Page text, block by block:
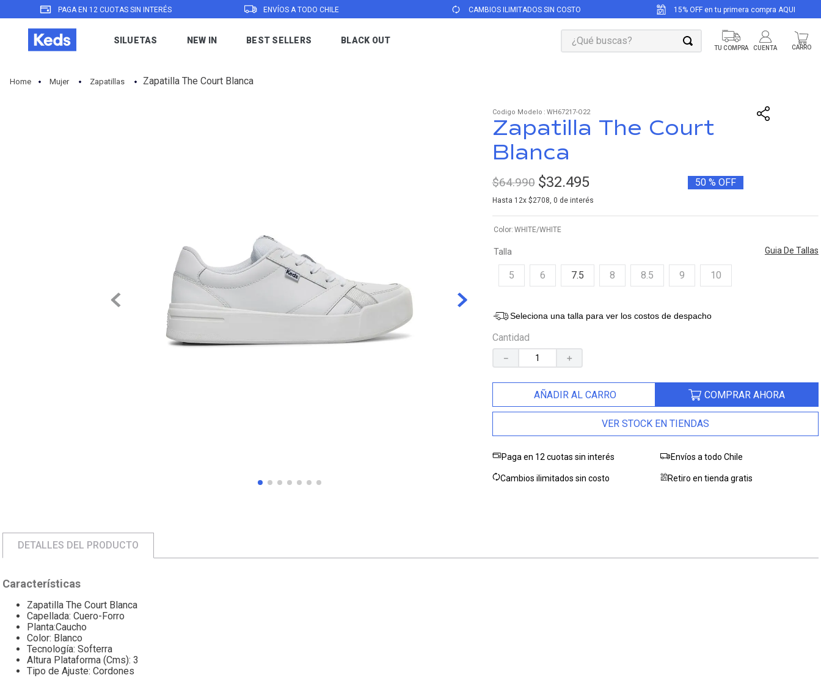
PAGA EN 12 CUOTAS SIN INTERÉS ENVÍOS A TODO CHILE CAMBIOS ILIMITADOS SIN COSTO 15% OFF en tu primera compra AQUI
SILUETAS NEW IN BEST SELLERS BLACK OUT
¿Qué buscas?
Mujer Zapatillas Zapatilla The Court Blanca
: WH67217-O22
Zapatilla The Court
Blanca
$64.990 $32.495 50 % OFF
Hasta 12x $2708, 0 de interés
Color WHITE/WHITE
Guia De Tallas
Talla
5 6 7.5 8 8.5 9 10
Seleciona una talla para ver los costos de despacho
Cantidad
＋
－
AÑADIR AL CARRO COMPRAR AHORA
VER STOCK EN TIENDAS
Paga en 12 cuotas sin interés Envíos a todo Chile
Cambios ilimitados sin costo Retiro en tienda gratis
DETALLES DEL PRODUCTO
Características
Zapatilla The Court Blanca
Capellada: Cuero-Forro
Planta:Caucho
Color: Blanco
Tecnología: Softerra
Altura Plataforma (Cms): 3
Tipo de Ajuste: Cordones
9.
10. jump kick